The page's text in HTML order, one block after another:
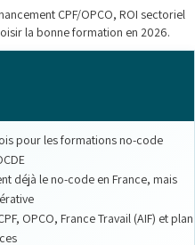
CPF/OPCO, ROI sectoriel
la bonne formation en 2026.
pour les formations no-code
déjà le no-code en France, mais
OPCO, France Travail (AIF) et plan